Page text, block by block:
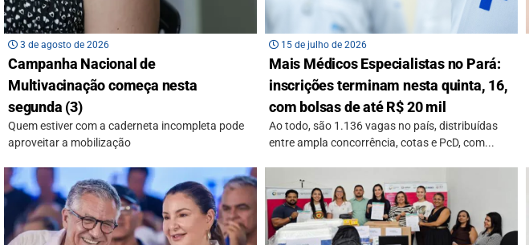
3 de agosto de 2026
Campanha Nacional de
Multivacinação começa nesta
segunda (3)
Quem estiver com a caderneta incompleta pode
aproveitar a mobilização
15 de julho de 2026
Mais Médicos Especialistas no Pará:
inscrições terminam nesta quinta, 16,
com bolsas de até R$ 20 mil
Ao todo, são 1.136 vagas no país, distribuídas
entre ampla concorrência, cotas e PcD, com...